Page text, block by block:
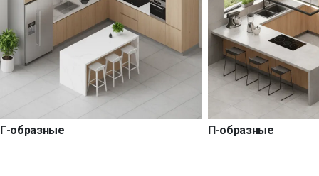
Г-образные П-образные